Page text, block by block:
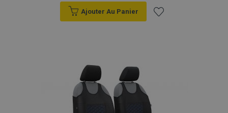
Ajouter Au Panier